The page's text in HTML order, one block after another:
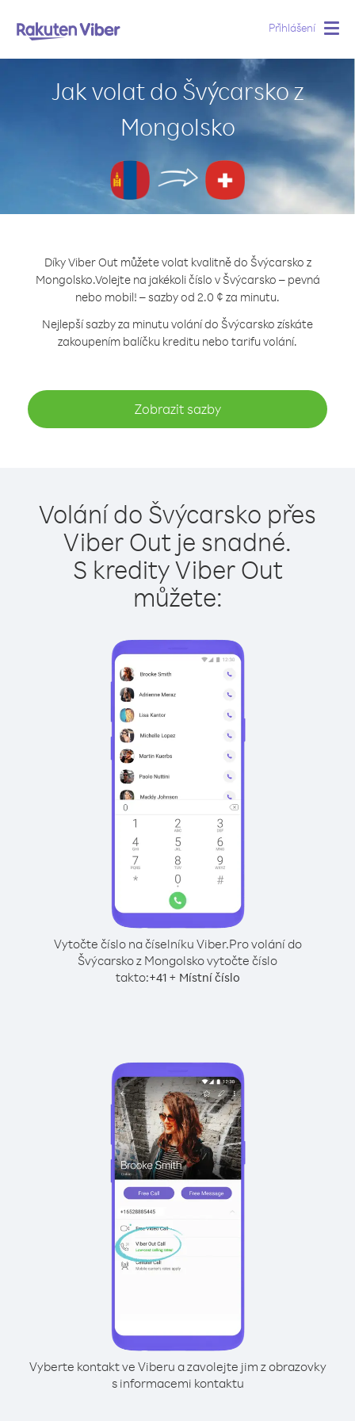
Přihlášení
Jak volat do Švýcarsko z
Mongolsko
Díky Viber Out můžete volat kvalitně do Švýcarsko z
Mongolsko.Volejte na jakékoli číslo v Švýcarsko – pevná
nebo mobil! – sazby od 2.0 ¢ za minutu.
Nejlepší sazby za minutu volání do Švýcarsko získáte
zakoupením balíčku kreditu nebo tarifu volání.
Zobrazit sazby
Volání do Švýcarsko přes
Viber Out je snadné.
S kredity Viber Out
můžete:
Vytočte číslo na číselníku Viber.Pro volání do
Švýcarsko z Mongolsko vytočte číslo
takto:+41+ Místní číslo
Vyberte kontakt ve Viberu a zavolejte jim z obrazovky
s informacemi kontaktu